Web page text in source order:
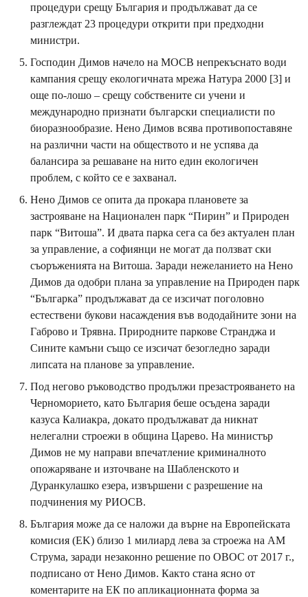
процедури срещу България и продължават да се
разглеждат 23 процедури открити при предходни
министри.
Господин Димов начело на МОСВ непрекъснато води
кампания срещу екологичната мрежа Натура 2000 [3] и
още по-лошо – срещу собствените си учени и
международно признати български специалисти по
биоразнообразие. Нено Димов всява противопоставяне
на различни части на обществото и не успява да
балансира за решаване на нито един екологичен
проблем, с който се е захванал.
Нено Димов се опита да прокара плановете за
застрояване на Национален парк “Пирин” и Природен
парк “Витоша”. И двата парка сега са без актуален план
за управление, а софиянци не могат да ползват ски
съоръженията на Витоша. Заради нежеланието на Нено
Димов да одобри плана за управление на Природен парк
“Българка” продължават да се изсичат поголовно
естествени букови насаждения във вододайните зони на
Габрово и Трявна. Природните паркове Странджа и
Сините камъни също се изсичат безогледно заради
липсата на планове за управление.
Под негово ръководство продължи презастрояването на
Черноморието, като България беше осъдена заради
казуса Калиакра, докато продължават да никнат
нелегални строежи в община Царево. На министър
Димов не му направи впечатление криминалното
опожаряване и източване на Шабленското и
Дуранкулашко езера, извършени с разрешение на
подчинения му РИОСВ.
България може да се наложи да върне на Европейската
комисия (EK) близо 1 милиард лева за строежа на АМ
Струма, заради незаконно решение по ОВОС от 2017 г.,
подписано от Нено Димов. Както стана ясно от
коментарите на ЕК по апликационната форма за